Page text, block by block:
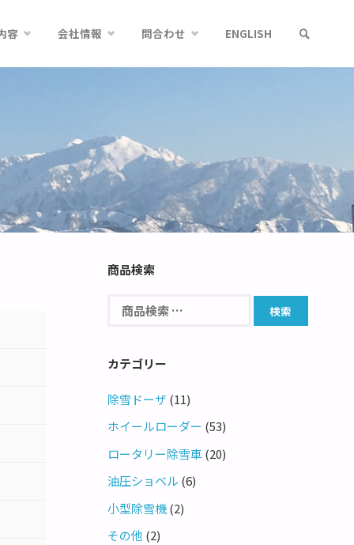
容 会社情報 問合わせ ENGLISH
商品検索
カテゴリー
除雪ドーザ (11)
ホイールローダー (53)
ロータリー除雪車 (20)
油圧ショベル (6)
小型除雪機 (2)
その他 (2)